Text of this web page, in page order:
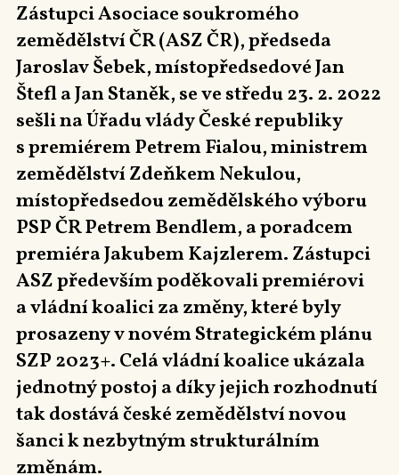
Zástupci Asociace soukromého
zemědělství ČR (ASZ ČR), předseda
Jaroslav Šebek, místopředsedové Jan
Štefl a Jan Staněk, se ve středu 23. 2. 2022
sešli na Úřadu vlády České republiky
s premiérem Petrem Fialou, ministrem
zemědělství Zdeňkem Nekulou,
místopředsedou zemědělského výboru
PSP ČR Petrem Bendlem, a poradcem
premiéra Jakubem Kajzlerem. Zástupci
ASZ především poděkovali premiérovi
a vládní koalici za změny, které byly
prosazeny v novém Strategickém plánu
SZP 2023+. Celá vládní koalice ukázala
jednotný postoj a díky jejich rozhodnutí
tak dostává české zemědělství novou
šanci k nezbytným strukturálním
změnám.